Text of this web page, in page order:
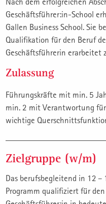
Geschäftsführer:in-School
Gallen Business School. Sie
Qualifikation für den Beruf
Geschäftsführerin erarbeitet
Zulassung
Führungskräfte mit min. 5
min. 2 mit Verantwortung
wichtige
Zielgruppe (w/m)
Das berufsbegleitend in 12
Programm qualifiziert für